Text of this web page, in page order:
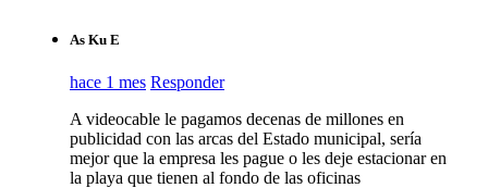
As Ku E
hace 1 mes Responder
A videocable le pagamos decenas de millones en
publicidad con las arcas del Estado municipal, sería
mejor que la empresa les pague o les deje estacionar en
la playa que tienen al fondo de las oficinas